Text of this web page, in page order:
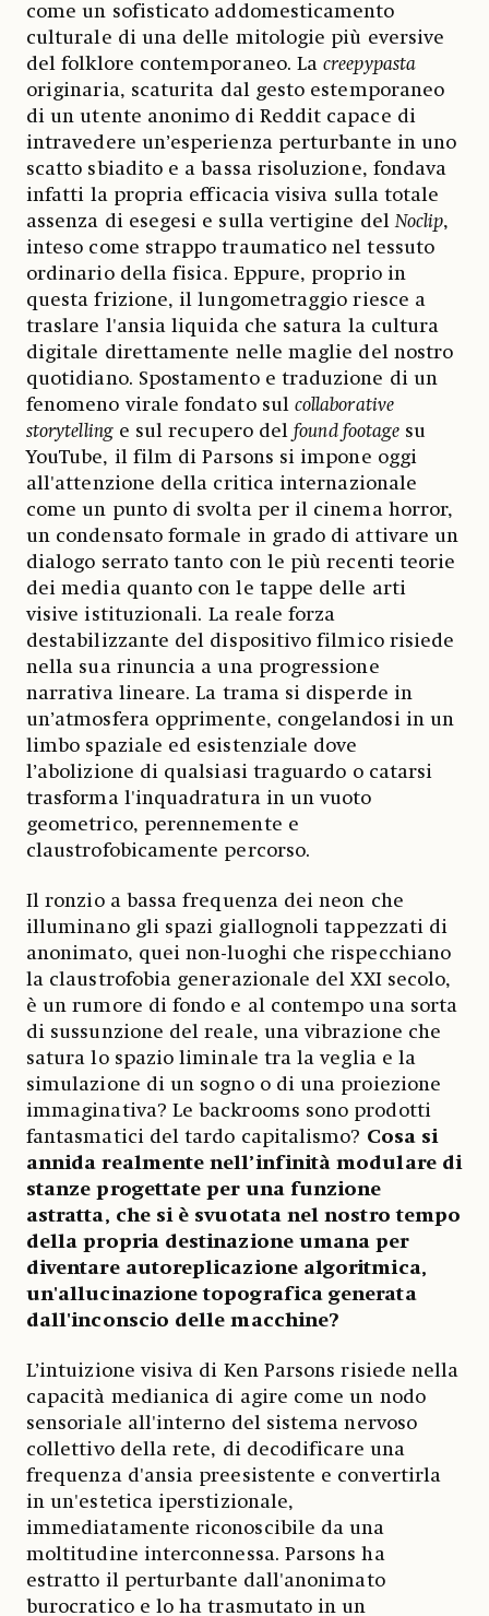
come un sofisticato addomesticamento
culturale di una delle mitologie più eversive
del folklore contemporaneo. Lacreepypasta
originaria, scaturita dal gesto estemporaneo
di un utente anonimo di Reddit capace di
intravedere un’esperienza perturbante in uno
scatto sbiadito e a bassa risoluzione, fondava
infatti la propria efficacia visiva sulla totale
assenza di esegesi e sulla vertigine delNoclip,
inteso come strappo traumatico nel tessuto
ordinario della fisica. Eppure, proprio in
questa frizione, il lungometraggio riesce a
traslare l'ansia liquida che satura la cultura
digitale direttamente nelle maglie del nostro
quotidiano. Spostamento e traduzione di un
fenomeno virale fondato sul collaborative
storytellinge sul recupero delfound footage su
YouTube, il film di Parsons si impone oggi
all'attenzione della critica internazionale
come un punto di svolta per il cinema horror,
un condensato formale in grado di attivare un
dialogo serrato tanto con le più recenti teorie
dei media quanto con le tappe delle arti
visive istituzionali. La reale forza
destabilizzante del dispositivo filmico risiede
nella sua rinuncia a una progressione
narrativa lineare. La trama si disperde in
un’atmosfera opprimente, congelandosi in un
limbo spaziale ed esistenziale dove
l’abolizione di qualsiasi traguardo o catarsi
trasforma l'inquadratura in un vuoto
geometrico, perennemente e
claustrofobicamente percorso.
Il ronzio a bassa frequenza dei neon che
illuminano gli spazi giallognoli tappezzati di
anonimato, quei non-luoghi che rispecchiano
la claustrofobia generazionale del XXI secolo,
è un rumore di fondo e al contempo una sorta
di sussunzione del reale, una vibrazione che
satura lo spazio liminale tra la veglia e la
simulazione di un sogno o di una proiezione
immaginativa? Le backrooms sono prodotti
fantasmatici del tardo capitalismo? Cosa si
annida realmente nell’infinità modulare di
stanze progettate per una funzione
astratta, che si è svuotata nel nostro tempo
della propria destinazione umana per
diventare autoreplicazione algoritmica,
un'allucinazione topografica generata
dall'inconscio delle macchine?
L’intuizione visiva di Ken Parsons risiede nella
capacità medianica di agire come un nodo
sensoriale all'interno del sistema nervoso
collettivo della rete, di decodificare una
frequenza d'ansia preesistente e convertirla
in un'estetica iperstizionale,
immediatamente riconoscibile da una
moltitudine interconnessa. Parsons ha
estratto il perturbante dall'anonimato
burocratico e lo ha trasmutato in un